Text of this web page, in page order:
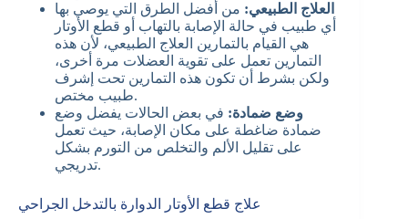
العلاج الطبيعي: من أفضل الطرق التي يوصي بها
أي طبيب في حالة الإصابة بالتهاب أو قطع الأوتار
هي القيام بالتمارين العلاج الطبيعي، لأن هذه
التمارين تعمل على تقوية العضلات مرة أخرى،
ولكن بشرط أن تكون هذه التمارين تحت إشرف
طبيب مختص.
وضع ضمادة: في بعض الحالات يفضل وضع
ضمادة ضاغطة على مكان الإصابة، حيث تعمل
على تقليل الألم والتخلص من التورم بشكل
تدريجي.
علاج قطع الأوتار الدوارة بالتدخل الجراحي